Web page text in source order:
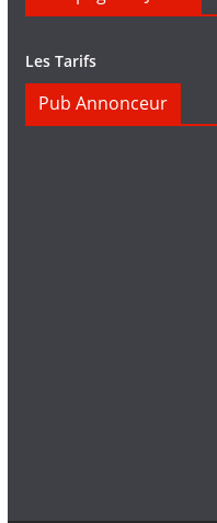
Les Tarifs
Pub Annonceur